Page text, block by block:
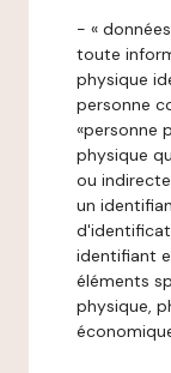
- «
toute
physique
personne
«personne
physique
ou
un
identifiant
éléments
physique,